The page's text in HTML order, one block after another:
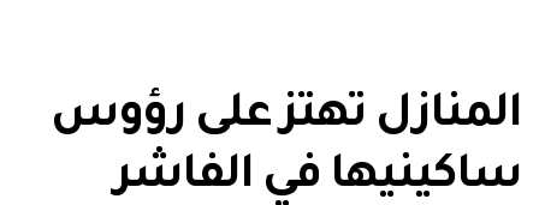
المنازل تهتز على رؤوس
ساكينيها في الفاشر